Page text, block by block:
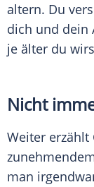
altern. Du
dich und dein
je älter du
Nicht
Weiter erzählt
man